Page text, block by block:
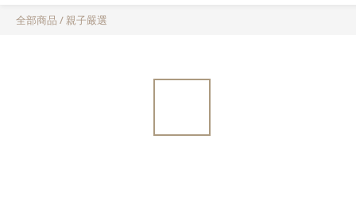
全部商品 / 親子嚴選